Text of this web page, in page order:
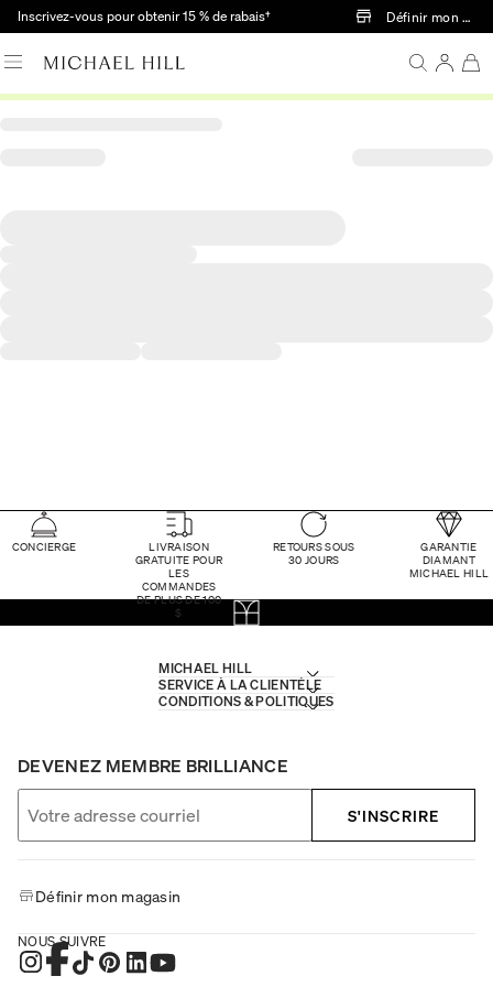
Passer au contenu principal
Inscrivez-vous pour obtenir 15 % de rabais† Définir mon
CONCIERGE
LIVRAISON
GRATUITE POUR
LES
COMMANDES
DE PLUS DE 100
$
RETOURS SOUS
30 JOURS
GARANTIE
DIAMANT
MICHAEL HILL
MICHAEL HILL
SERVICE À LA CLIENTÈLE
CONDITIONS & POLITIQUES
DEVENEZ MEMBRE BRILLIANCE
S'INSCRIRE
Définir mon magasin
NOUS SUIVRE